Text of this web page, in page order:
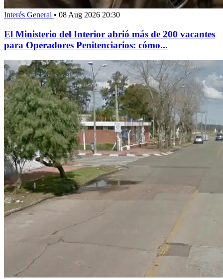
Interés General • 08 Aug 2026 20:30
El Ministerio del Interior abrió más de 200 vacantes
para Operadores Penitenciarios: cómo...